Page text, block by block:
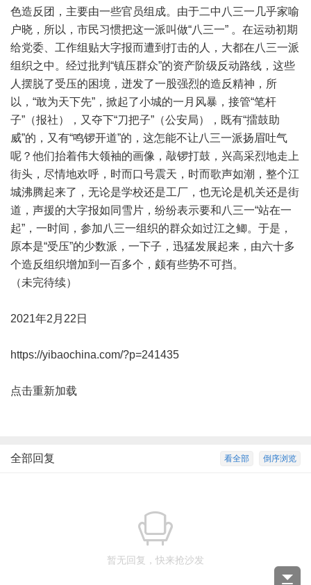
色造反团，主要由一些官员组成。由于二中八三一几乎家喻
户晓，所以，市民习惯把这一派叫做“八三一” 。在运动初期
给党委、工作组贴大字报而遭到打击的人，大都在八三一派
组织之中。经过批判“镇压群众”的资产阶级反动路线，这些
人摆脱了受压的困境，迸发了一股强烈的造反精神，所
以，“敢为天下先”，掀起了小城的一月风暴，接管“笔杆
子”（报社），又夺下“刀把子”（公安局），既有“擂鼓助
威”的，又有“鸣锣开道”的，这怎能不让八三一派扬眉吐气
呢？他们抬着伟大领袖的画像，敲锣打鼓，兴高采烈地走上
街头，尽情地欢呼，时而口号震天，时而歌声如潮，整个江
城沸腾起来了，无论是学校还是工厂，也无论是机关还是街
道，声援的大字报如同雪片，纷纷表示要和八三一“站在一
起”，一时间，参加八三一组织的群众如过江之鲫。于是，
原本是“受压”的少数派，一下子，迅猛发展起来，由六十多
个造反组织增加到一百多个，颇有些势不可挡。
（未完待续）
2021年2月22日
https://yibaochina.com/?p=241435
点击重新加载
倒序浏览
看全部
全部回复
暂无回复，快来抢沙发